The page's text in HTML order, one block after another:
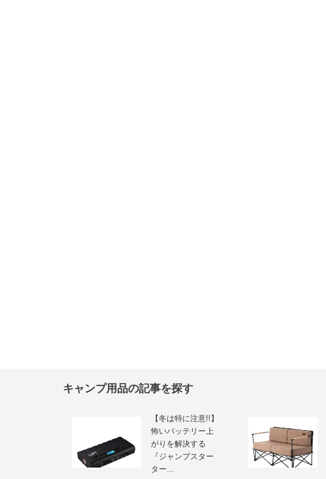
キャンプ用品の記事を探す
【冬は特に注意!!】
怖いバッテリー上
がりを解決する
『ジャンプスター
ター…